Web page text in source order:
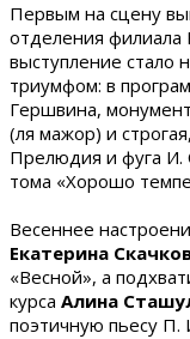
Первым на сцену
отделения
выступление стало
триумфом: в
Гершвина,
(ля мажор) и
Прелюдия и фуга И.
тома «Хорошо
Весеннее
Екатерина
«Весной», а
курса Алина
поэтичную пьесу П.